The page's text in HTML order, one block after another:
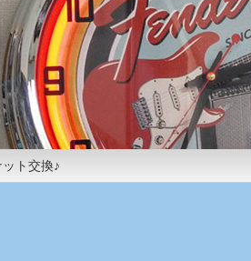
ト交換♪